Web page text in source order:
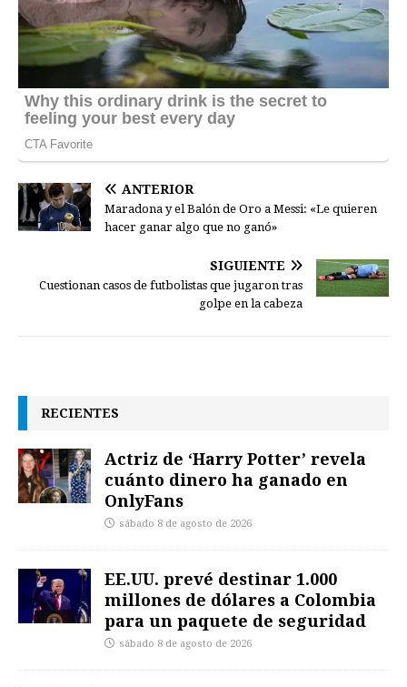
ANTERIOR
Maradona y el Balón de Oro a Messi: «Le quieren
hacer ganar algo que no ganó»
SIGUIENTE
Cuestionan casos de futbolistas que jugaron tras
golpe en la cabeza
RECIENTES
Actriz de ‘Harry Potter’ revela
cuánto dinero ha ganado en
OnlyFans
sábado 8 de agosto de 2026
EE.UU. prevé destinar 1.000
millones de dólares a Colombia
para un paquete de seguridad
sábado 8 de agosto de 2026